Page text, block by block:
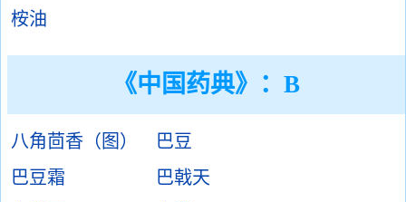
桉油
《中国药典》：B
八角茴香（图）
巴豆
巴豆霜
巴戟天